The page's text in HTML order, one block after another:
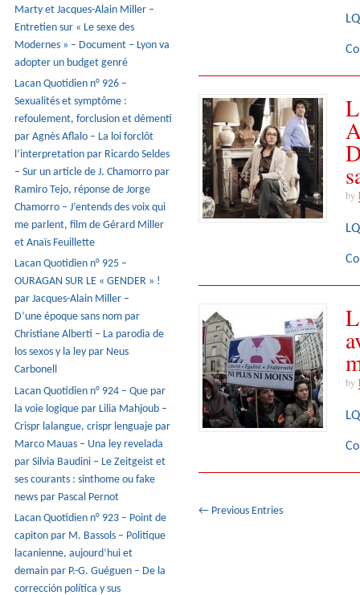
by
by
← Previous Entries
Marty et Jacques-Alain Miller –
Entretien sur « Le sexe des
Modernes » – Document – Lyon va
adopter un budget genré
Lacan Quotidien n° 926 –
Sexualités et symptôme :
refoulement, forclusion et démenti
par Agnès Aflalo – La loi forclôt
l’interpretation par Ricardo Seldes
– Sur un article de J. Chamorro par
Ramiro Tejo, réponse de Jorge
Chamorro – J’entends des voix qui
me parlent, film de Gérard Miller
et Anaïs Feuillette
Lacan Quotidien n° 925 –
OURAGAN SUR LE « GENDER » !
par Jacques-Alain Miller –
D’une époque sans nom par
Christiane Alberti – La parodia de
los sexos y la ley par Neus
Carbonell
Lacan Quotidien n° 924 – Que par
la voie logique par Lilia Mahjoub –
Crispr lalangue, crispr lenguaje par
Marco Mauas – Una ley revelada
par Silvia Baudini – Le Zeitgeist et
ses courants : sinthome ou fake
news par Pascal Pernot
Lacan Quotidien n° 923 – Point de
capiton par M. Bassols – Politique
lacanienne, aujourd’hui et
demain par P.-G. Guéguen – De la
corrección política y sus